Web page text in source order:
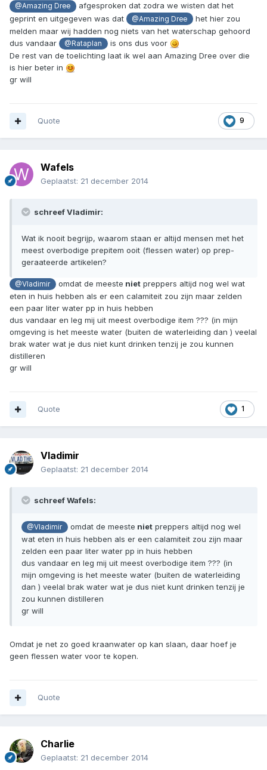
@Amazing Dree
afgesproken dat zodra we wisten dat het
geprint en uitgegeven was dat
@Amazing Dree
het hier zou
melden maar wij hadden nog niets van het waterschap gehoord
dus vandaar
@Rataplan
is ons dus voor
De rest van de toelichting laat ik wel aan Amazing Dree over die
is hier beter in
gr will
9
Quote
Wafels
Geplaatst: 21 december 2014
schreef Vladimir:
Wat ik nooit begrijp, waarom staan er altijd mensen met het
meest overbodige prepitem ooit (flessen water) op prep-
geraateerde artikelen?
@Vladimir omdat de meeste nietpreppers altijd nog wel wat
eten in huis hebben als er een calamiteit zou zijn maar zelden
een paar liter water pp in huis hebben
dus vandaar en leg mij uit meest overbodige item ??? (in mijn
omgeving is het meeste water (buiten de waterleiding dan ) veelal
brak water wat je dus niet kunt drinken tenzij je zou kunnen
distilleren
gr will
1
Quote
Vladimir
Geplaatst: 21 december 2014
schreef Wafels:
@Vladimir omdat de meeste nietpreppers altijd nog wel
wat eten in huis hebben als er een calamiteit zou zijn maar
zelden een paar liter water pp in huis hebben
dus vandaar en leg mij uit meest overbodige item ??? (in
mijn omgeving is het meeste water (buiten de waterleiding
dan ) veelal brak water wat je dus niet kunt drinken tenzij je
zou kunnen distilleren
gr will
Omdat je net zo goed kraanwater op kan slaan, daar hoef je
geen flessen water voor te kopen.
Quote
Charlie
Geplaatst: 21 december 2014